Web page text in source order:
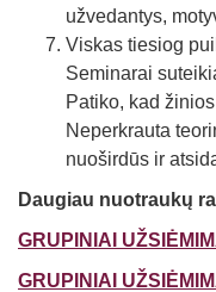
užvedantys,
Viskas tiesiog
Seminarai
Patiko, kad
Neperkrauta
nuoširdūs ir
Daugiau nuotraukų
GRUPINIAI
GRUPINIAI